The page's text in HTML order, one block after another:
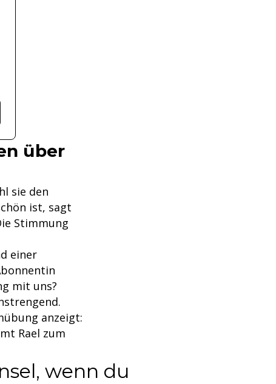
über
sie den
ist, sagt
Stimmung
einer
mit uns?
anzeigt:
Rael zum
wenn du